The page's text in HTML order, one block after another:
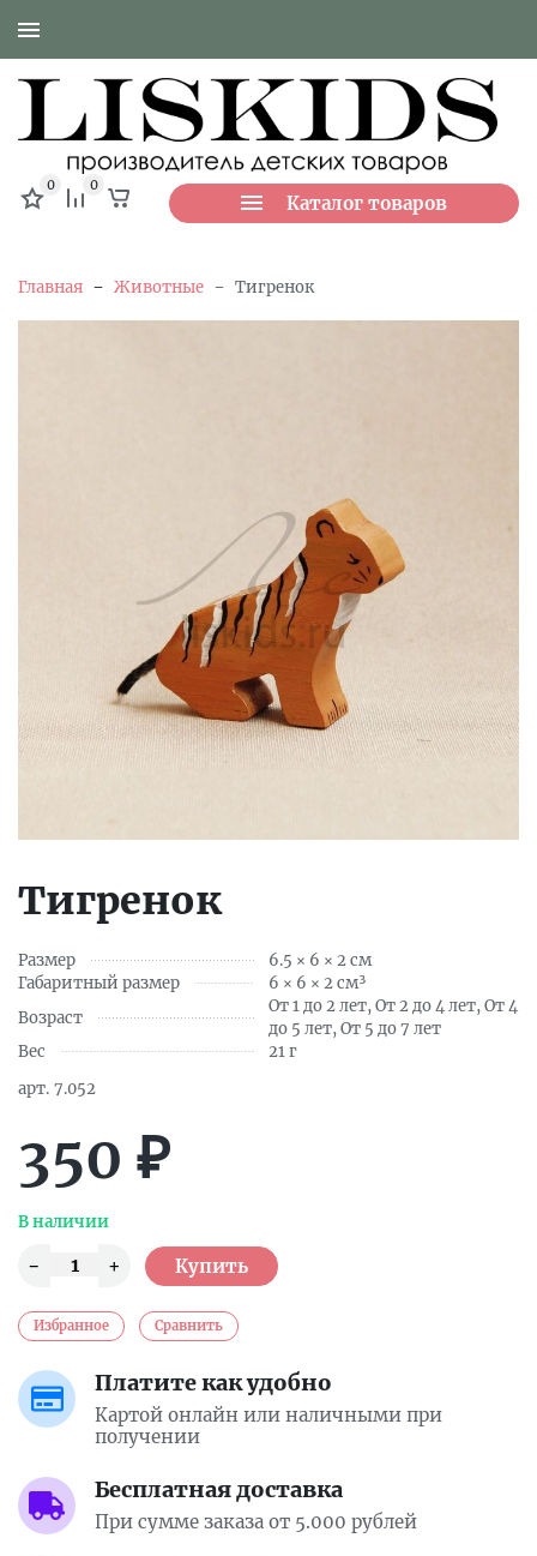
Каталог товаров
0 0
Главная - Животные - Тигренок
Тигренок
Размер
6.5 × 6 × 2 см
Габаритный размер
6 × 6 × 2 см³
Возраст
От 1 до 2 лет, От 2 до 4 лет, От 4
до 5 лет, От 5 до 7 лет
Вес
21 г
арт. 7.052
350 ₽
В наличии
Избранное Сравнить
Платите как удобно
Картой онлайн или наличными при
получении
Бесплатная доставка
При сумме заказа от 5.000 рублей